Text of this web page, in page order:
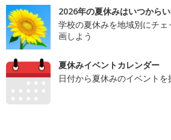
2026年の夏休みはいつから
学校の夏休みを地域別にチ
画しよう
夏休みイベントカレンダー
日付から夏休みのイベントを